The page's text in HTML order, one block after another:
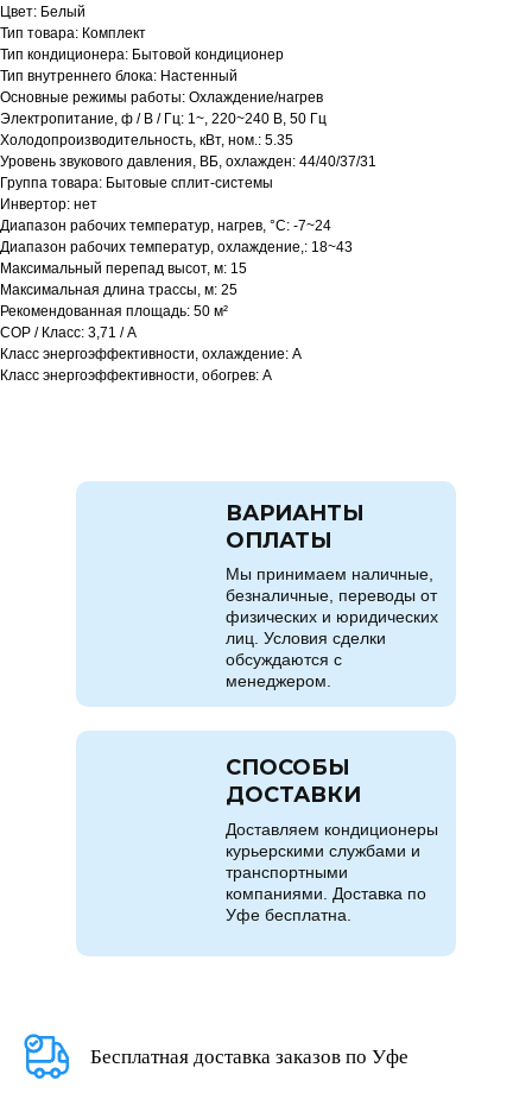
Цвет: Белый
Тип товара: Комплект
Тип кондиционера: Бытовой кондиционер
Тип внутреннего блока: Настенный
Основные режимы работы: Охлаждение/нагрев
Электропитание, ф / В / Гц: 1~, 220~240 В, 50 Гц
Холодопроизводительность, кВт, ном.: 5.35
Уровень звукового давления, ВБ, охлажден: 44/40/37/31
Группа товара: Бытовые сплит-системы
Инвертор: нет
Диапазон рабочих температур, нагрев, °C: -7~24
Диапазон рабочих температур, охлаждение,: 18~43
Максимальный перепад высот, м: 15
Максимальная длина трассы, м: 25
Рекомендованная площадь: 50 м²
COP / Класс: 3,71 / A
Класс энергоэффективности, охлаждение: A
Класс энергоэффективности, обогрев: A
Мы принимаем наличные,
безналичные, переводы от
физических и юридических
лиц. Условия сделки
обсуждаются с
менеджером.
ВАРИАНТЫ
ОПЛАТЫ
Доставляем кондиционеры
курьерскими службами и
транспортными
компаниями. Доставка по
Уфе бесплатна.
СПОСОБЫ
ДОСТАВКИ
Бесплатная доставка заказов по Уфе